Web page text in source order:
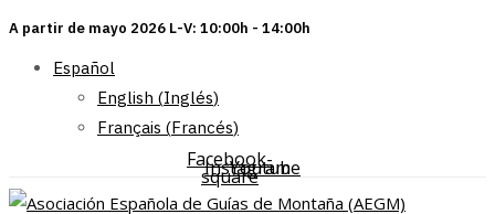
A partir de mayo 2026 L-V: 10:00h - 14:00h
Español
English (Inglés)
Français (Francés)
Facebook-
square
Instagram
Youtube